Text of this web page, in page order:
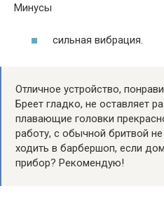
Минусы
сильная вибрация.
Отличное устройство,
Бреет гладко, не оставляет
плавающие головки
работу, с обычной бритвой
ходить в барбершоп, если
прибор? Рекомендую!